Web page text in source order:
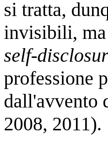
si tratta,
invisibili,
self-
professione
dall'avvento
2008, 2011).